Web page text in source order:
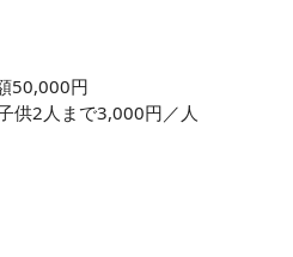
50,000円
供2人まで3,000円／人